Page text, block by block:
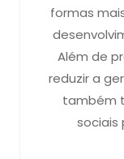
formas
Além de
reduzir a
também
sociais